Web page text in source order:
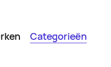
Categorieën